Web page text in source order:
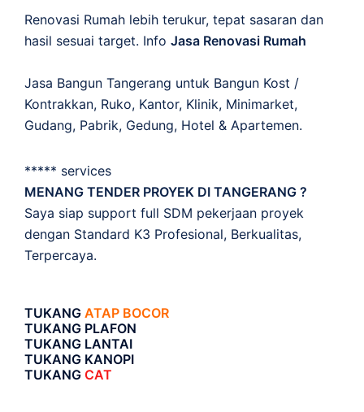
Renovasi Rumah lebih terukur, tepat sasaran dan
hasil sesuai target. Info Jasa Renovasi Rumah
Jasa Bangun Tangerang untuk Bangun Kost /
Kontrakkan, Ruko, Kantor, Klinik, Minimarket,
Gudang, Pabrik, Gedung, Hotel & Apartemen.
***** services
MENANG TENDER PROYEK DI TANGERANG ?
Saya siap support full SDM pekerjaan proyek
dengan Standard K3 Profesional, Berkualitas,
Terpercaya.
TUKANG ATAP BOCOR
TUKANG PLAFON
TUKANG LANTAI
TUKANG KANOPI
TUKANG CAT